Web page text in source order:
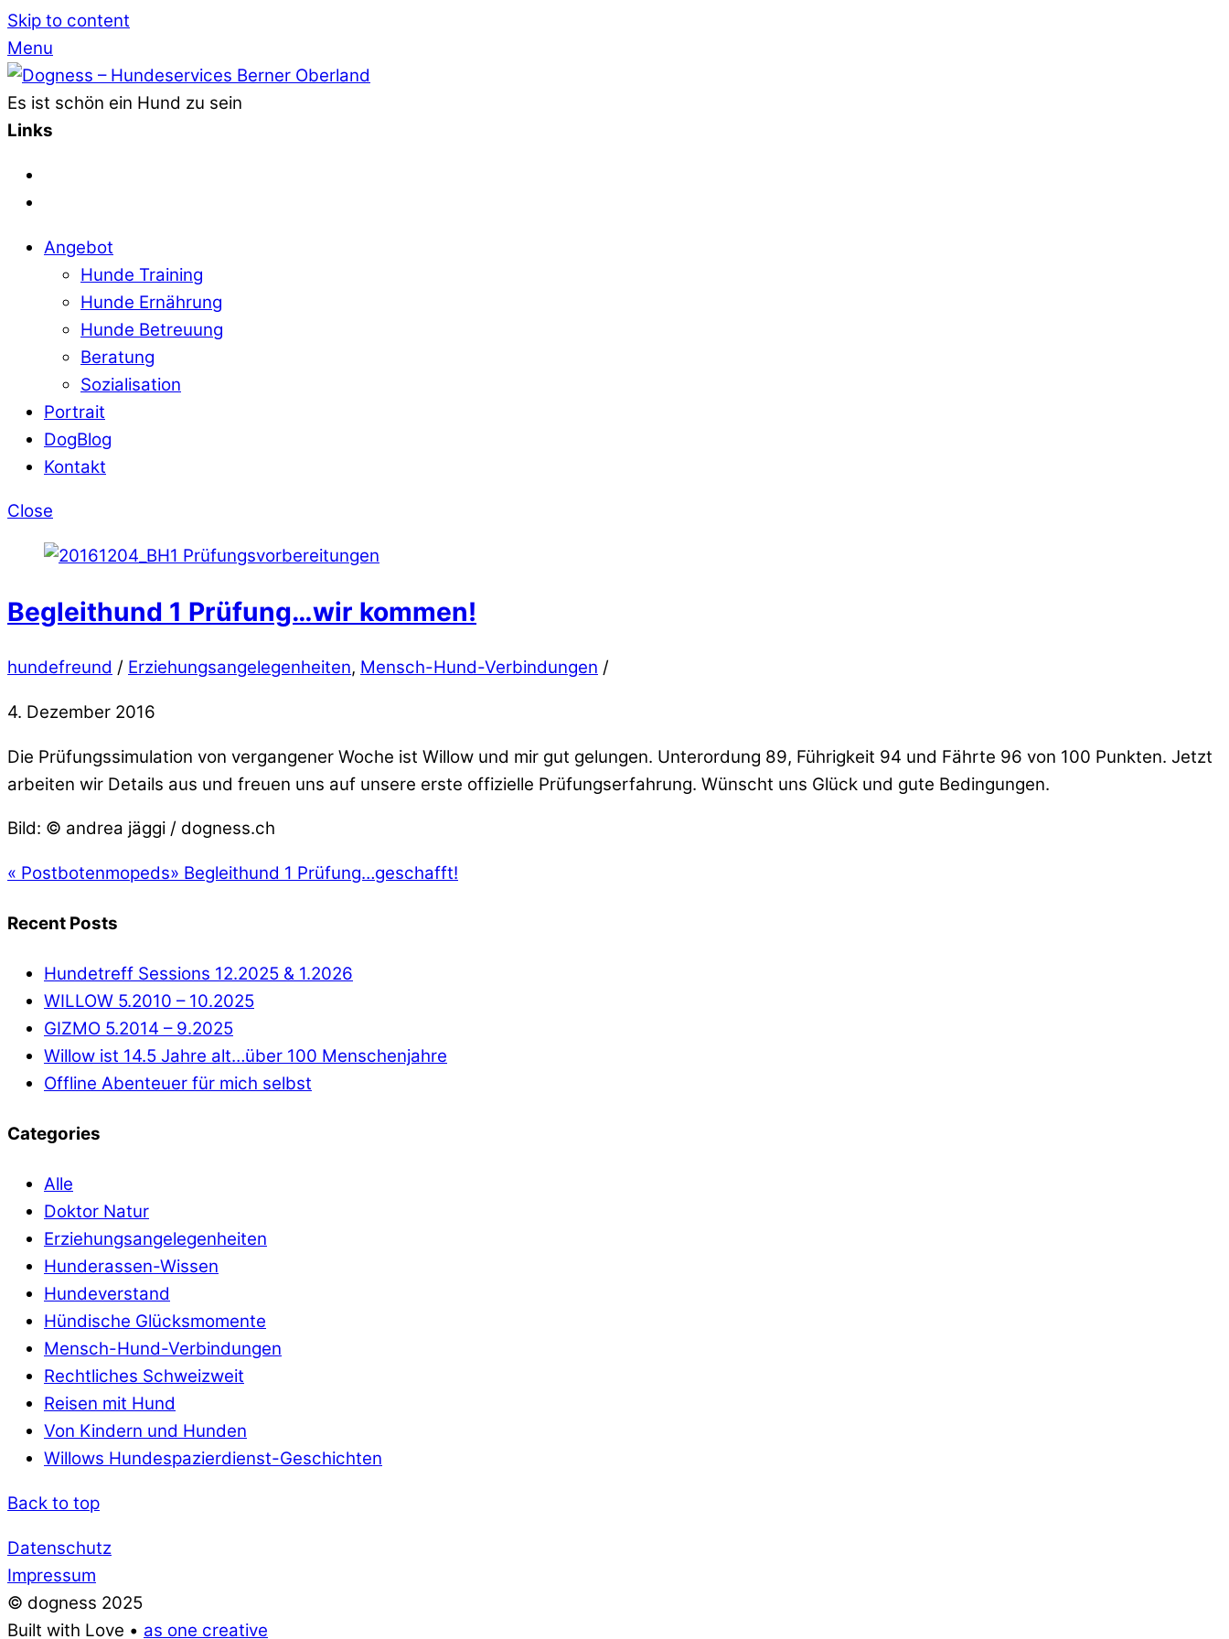
Skip to content
Menu
Es ist schön ein Hund zu sein
Links
Angebot
Hunde Training
Hunde Ernährung
Hunde Betreuung
Beratung
Sozialisation
Portrait
DogBlog
Kontakt
Close
Begleithund 1 Prüfung…wir kommen!
hundefreund / Erziehungsangelegenheiten, Mensch-Hund-Verbindungen /
4. Dezember 2016
Die Prüfungssimulation von vergangener Woche ist Willow und mir gut gelungen. Unterordung 89, Führigkeit 94 und Fährte 96 von 100 Punkten. Jetzt
arbeiten wir Details aus und freuen uns auf unsere erste offizielle Prüfungserfahrung. Wünscht uns Glück und gute Bedingungen.
Bild: © andrea jäggi / dogness.ch
« Postbotenmopeds» Begleithund 1 Prüfung…geschafft!
Recent Posts
Hundetreff Sessions 12.2025 & 1.2026
WILLOW 5.2010 – 10.2025
GIZMO 5.2014 – 9.2025
Willow ist 14.5 Jahre alt…über 100 Menschenjahre
Offline Abenteuer für mich selbst
Categories
Alle
Doktor Natur
Erziehungsangelegenheiten
Hunderassen-Wissen
Hundeverstand
Hündische Glücksmomente
Mensch-Hund-Verbindungen
Rechtliches Schweizweit
Reisen mit Hund
Von Kindern und Hunden
Willows Hundespazierdienst-Geschichten
Back to top
Datenschutz
Impressum
© dogness 2025
Built with Love • as one creative